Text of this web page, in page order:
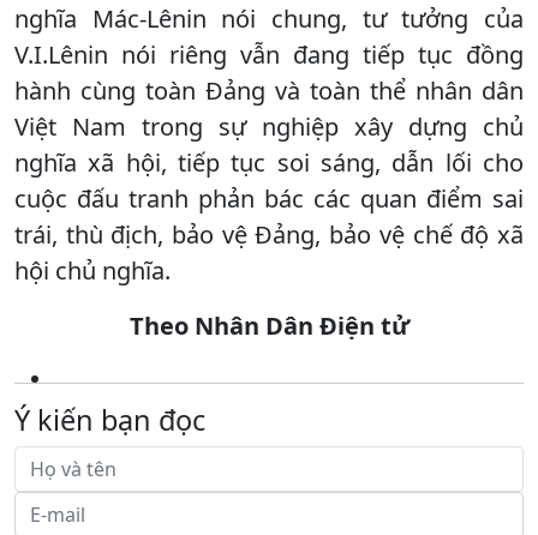
nghĩa Mác-Lênin nói chung, tư tưởng của
V.I.Lênin nói riêng vẫn đang tiếp tục đồng
hành cùng toàn Ðảng và toàn thể nhân dân
Việt Nam trong sự nghiệp xây dựng chủ
nghĩa xã hội, tiếp tục soi sáng, dẫn lối cho
cuộc đấu tranh phản bác các quan điểm sai
trái, thù địch, bảo vệ Ðảng, bảo vệ chế độ xã
hội chủ nghĩa.
Theo Nhân Dân Điện tử
Ý kiến bạn đọc